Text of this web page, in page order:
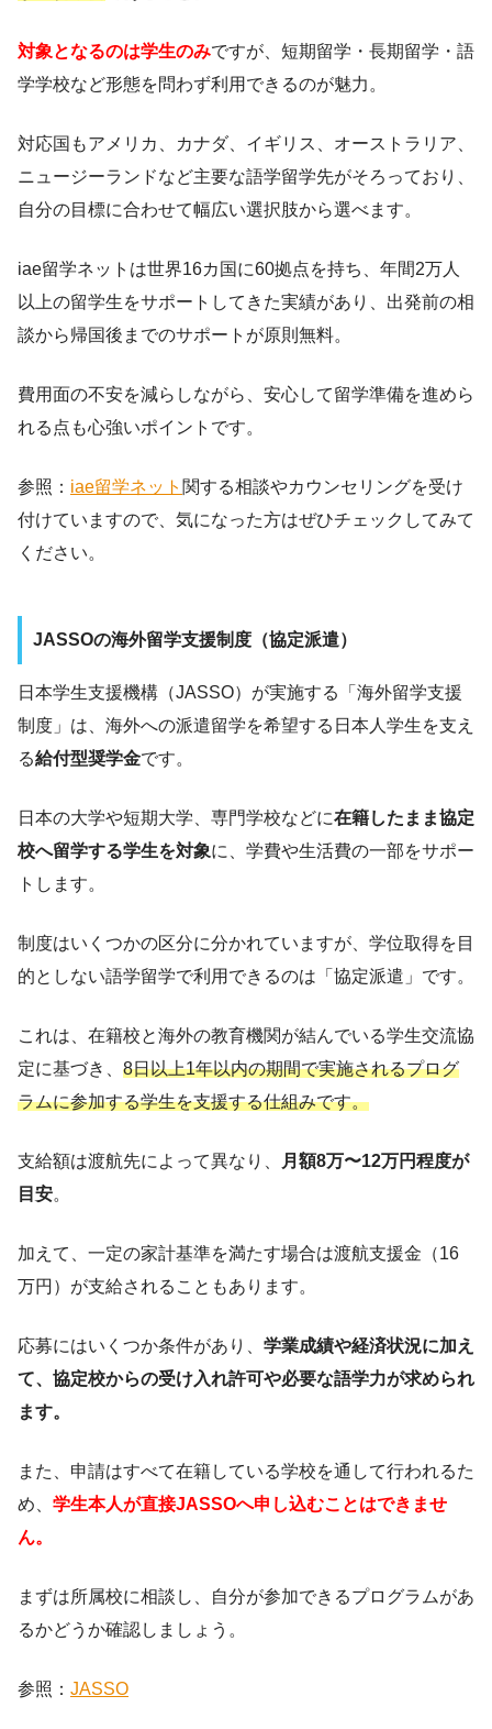
対象となるのは学生のみですが、短期留学・長期留学・語
学学校など形態を問わず利用できるのが魅力。
対応国もアメリカ、カナダ、イギリス、オーストラリア、
ニュージーランドなど主要な語学留学先がそろっており、
自分の目標に合わせて幅広い選択肢から選べます。
iae留学ネットは世界16カ国に60拠点を持ち、年間2万人
以上の留学生をサポートしてきた実績があり、出発前の相
談から帰国後までのサポートが原則無料。
費用面の不安を減らしながら、安心して留学準備を進めら
れる点も心強いポイントです。
参照： iae留学ネット 関する相談やカウンセリングを受け
付けていますので、気になった方はぜひチェックしてみて
ください。
JASSOの海外留学支援制度（協定派遣）
日本学生支援機構（JASSO）が実施する「海外留学支援
制度」は、海外への派遣留学を希望する日本人学生を支え
る給付型奨学金です。
日本の大学や短期大学、専門学校などに在籍したまま協定
校へ留学する学生を対象に、学費や生活費の一部をサポー
トします。
制度はいくつかの区分に分かれていますが、学位取得を目
的としない語学留学で利用できるのは「協定派遣」です。
これは、在籍校と海外の教育機関が結んでいる学生交流協
定に基づき、 8日以上1年以内の期間で実施されるプログ
ラムに参加する学生を支援する仕組みです。
支給額は渡航先によって異なり、
月額8万〜12万円程度が
目安。
加えて、一定の家計基準を満たす場合は渡航支援金（16
万円）が支給されることもあります。
応募にはいくつか条件があり、 学業成績や経済状況に加え
て、協定校からの受け入れ許可や必要な語学力が求められ
ます。
また、申請はすべて在籍している学校を通して行われるた
め、 学生本人が直接JASSOへ申し込むことはできませ
ん。
まずは所属校に相談し、自分が参加できるプログラムがあ
るかどうか確認しましょう。
参照： JASSO